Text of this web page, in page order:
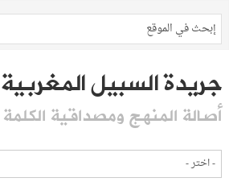
جريدة السبيل المغربية
أصالة المنهج ومصداقية الكلمة